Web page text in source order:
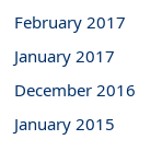
February 2017
January 2017
December 2016
January 2015